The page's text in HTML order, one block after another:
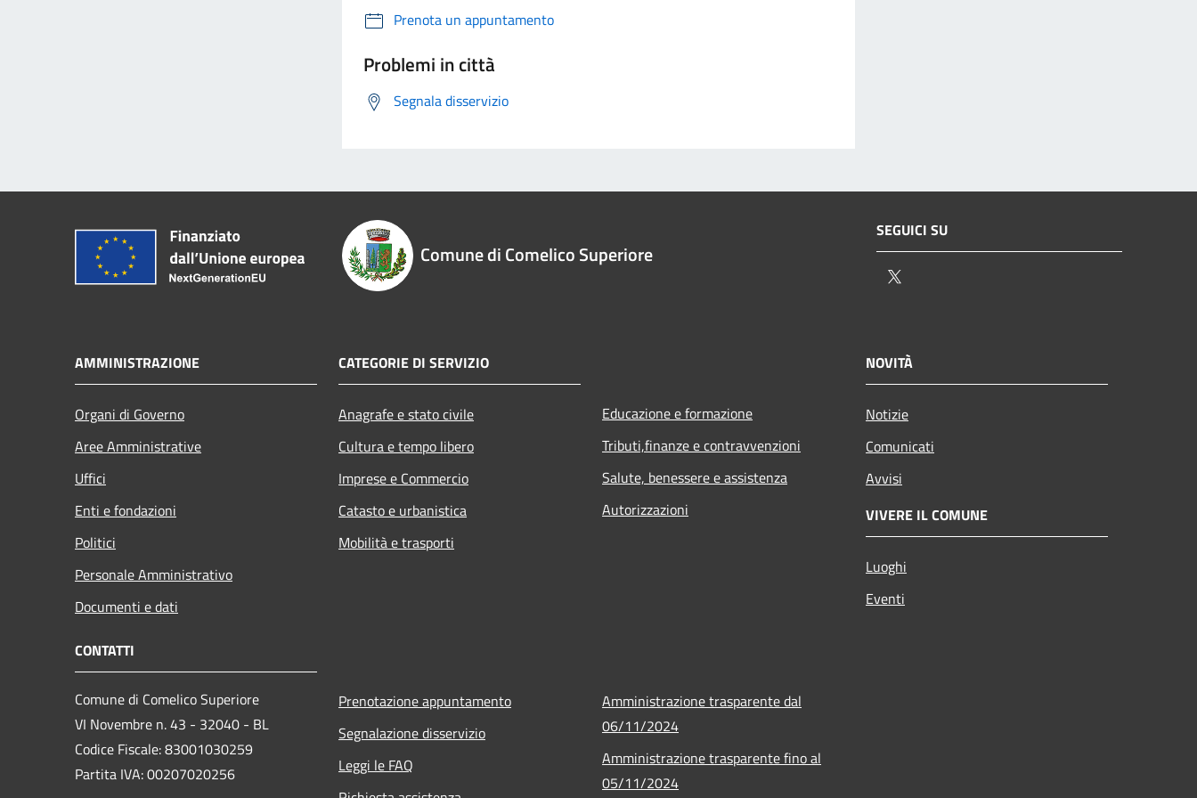
Prenota un appuntamento
Problemi in città
Segnala disservizio
Comune di Comelico Superiore
SEGUICI SU
AMMINISTRAZIONE
Organi di Governo
Aree Amministrative
Uffici
Enti e fondazioni
Politici
Personale Amministrativo
Documenti e dati
CATEGORIE DI SERVIZIO
Anagrafe e stato civile
Cultura e tempo libero
Imprese e Commercio
Catasto e urbanistica
Mobilità e trasporti
Educazione e formazione
Tributi,finanze e contravvenzioni
Salute, benessere e assistenza
Autorizzazioni
NOVITÀ
Notizie
Comunicati
Avvisi
VIVERE IL COMUNE
Luoghi
Eventi
CONTATTI
Comune di Comelico Superiore
VI Novembre n. 43 - 32040 - BL
Codice Fiscale: 83001030259
Partita IVA: 00207020256
Prenotazione appuntamento
Segnalazione disservizio
Leggi le FAQ
Amministrazione trasparente dal
06/11/2024
Amministrazione trasparente fino al
05/11/2024